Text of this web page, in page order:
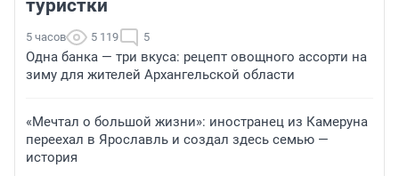
туристки
5 часов 5 119 5
Одна банка — три вкуса: рецепт овощного ассорти на
зиму для жителей Архангельской области
«Мечтал о большой жизни»: иностранец из Камеруна
переехал в Ярославль и создал здесь семью —
история